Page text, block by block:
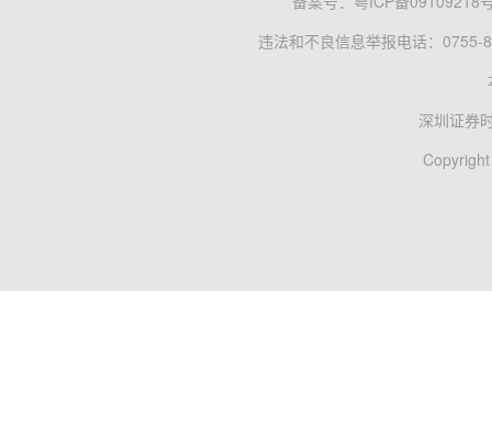
违法和不良信息举报电话：0755-
深圳证券